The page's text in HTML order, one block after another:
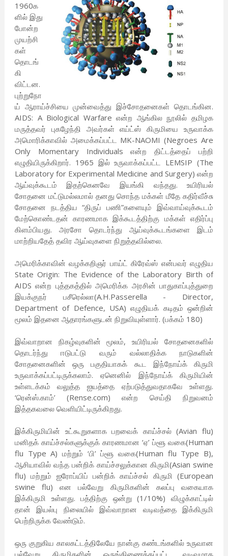
1960க
ளில் இது
போன்ற
முயற்சி
கள்
தொடங்
கி
விட்டன.
புற்றுநோ
ய் ஆராய்ச்சியை முன்வைத்து இச்சோதனைகள் தொடங்கின.
AIDS: A Biological Warfare என்ற ஆங்கில நூலில் தமிழக
மருத்தவர் புகழேந்தி அவர்கள் எய்ட்ஸ் கிருமியை உருவாக்க
அமொரிக்காவில் அமைக்கப்பட்ட MK-NAOMI (Negroes Are
Only Momentary Individuals என்ற திட்டத்தைப் பற்றி
எழுதியிருக்கிறார். 1965 இல் உருவாக்கப்பட்ட LEMSIP (The
Laboratory for Experimental Medicine and Surgery) என்ற
ஆய்வுக்கூடம் இதற்கெனவே இயங்கி வந்தது. உயிரியல்
சோதனை மட்டுமல்லமால் தனது சொந்த மக்கள் மீதே கதிர்வீச்சு
சோதனை நடத்திய “திருப் பணி”களையும் இவ்வாய்வுக்கூடம்
மேற்கொண்டதன் காரணமாக இக்கூடத்திற்கு மக்கள் எதிர்ப்பு
கிளம்பியது. அரசோ தொடர்ந்து ஆய்வுக்கூடங்களை இடம்
மாற்றியதேத் தவிர ஆய்வுகளை நிறுத்தவில்லை.
அமெரிக்காவின் வழக்கறிஞர் பாய்ட் கிரேவ்ஸ் என்பவர் எழுதிய
State Origin: The Evidence of the Laboratory Birth of
AIDS என்ற புத்தகத்தில் அமெரிக்க அரசின் பாதுகாப்புத்துறை
இயக்குநர் பசீரெல்லா(A.H.Passerella - Director,
Department of Defence, USA) எழுதியக் கடிதம் ஒன்றின்
மூலம் இதனை ஆதாரங்களுடன் நிறுவியுள்ளார். (பக்கம் 180)
இவ்வாறான நிகழ்வுகளின் மூலம், உயிரியல் சோதனைகளில்
தொடர்ந்து ஈடுபட்டு வரும் வல்லாதிக்க நாடுகளின்
சோதனைகளின் ஒரு பகுதியாகக் கூட இந்நோய்க் கிருமி
உருவாக்கப்பட்டிருக்கலாம். ஏனெனில் இந்நோய்க் கிருமியின்
உள்ளடக்கம் வலுத்த ஐயத்தை ஏற்படுத்துவதாகவே உள்ளது.
‘ரென்ஸ்.காம்’ (Rense.com) என்ற செய்தி நிறுவனம்
இத்தகவலை வெளியிட்டிருக்கிறது.
இக்கிருமியின் உட்கூறுகளாக பறவைக் காய்ச்சல் (Avian flu)
மனிதக் காய்ச்சல்களுக்குக் காரணமான ‘ஏ’ ப்ளூ வகை(Human
flu Type A) மற்றும் ‘பி’ ப்ளூ வகை(Human flu Type B),
ஆசியாவில் வந்த பன்றிக் காய்ச்சலுக்கான கிருமி(Asian swine
flu) மற்றும் ஐரோப்யிப் பன்றிக் காய்ச்சல் கிருமி (European
swine flu) என பல்வேறு கிருமிகளின் கலப்பு வகையாக
இக்கிருமி உள்ளது. பத்திற்கு ஒன்று (1/10%) விழுக்காட்டில்
தான் இயல்பு நிலையில் இவ்வாறான வடிவத்தை இக்கிருமி
பெற்றிருக்க வேண்டும்.
ஒரு குறுகிய காலகட்டத்திலேயே நான்கு கண்டங்களில் உருவான